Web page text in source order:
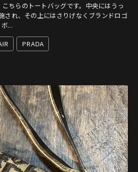
ちらのトートバッグです。中央にはうっ
され、その上にはさりげなくブランドロゴ
...
PRADA